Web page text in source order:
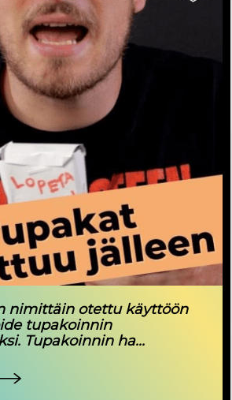
nimittäin otettu käyttöön
tupakoinnin
Tupakoinnin ha...